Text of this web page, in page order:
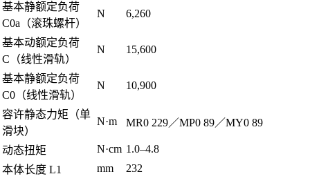
基本静额定负荷
C0a（滚珠螺杆）
N 6,260
基本动额定负荷
C（线性滑轨）
N 15,600
基本静额定负荷
C0（线性滑轨）
N 10,900
容许静态力矩（单
滑块）
N·m MR0 229／MP0 89／MY0 89
动态扭矩 N·cm 1.0–4.8
本体长度 L1
mm
232